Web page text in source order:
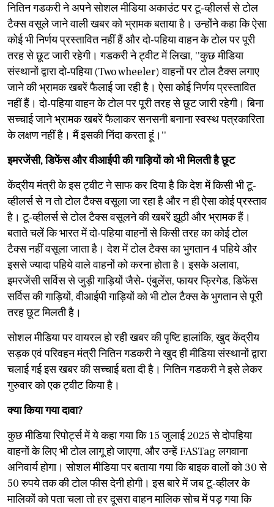
नितिन गडकरी ने अपने सोशल मीडिया अकाउंट पर टू-व्हीलर्स से टोल
टैक्स वसूले जाने वाली खबर को भ्रामक बताया है। उन्होंने कहा कि ऐसा
कोई भी निर्णय प्रस्तावित नहीं हैं और दो-पहिया वाहन के टोल पर पूरी
तरह से छूट जारी रहेगी। गडकरी ने ट्वीट में लिखा, ''कुछ मीडिया
संस्थानों द्वारा दो-पहिया (Two wheeler) वाहनों पर टोल टैक्स लगाए
जाने की भ्रामक खबरें फैलाई जा रही है। ऐसा कोई निर्णय प्रस्तावित
नहीं हैं। दो-पहिया वाहन के टोल पर पूरी तरह से छूट जारी रहेगी। बिना
सच्चाई जाने भ्रामक खबरें फैलाकर सनसनी बनाना स्वस्थ पत्रकारिता
के लक्षण नहीं है। मैं इसकी निंदा करता हूं।''
इमरजेंसी, डिफेंस और वीआईपी की गाड़ियों को भी मिलती है छूट
केंद्रीय मंत्री के इस ट्वीट ने साफ कर दिया है कि देश में किसी भी टू-
व्हीलर्स से न तो टोल टैक्स वसूला जा रहा है और न ही ऐसा कोई प्रस्ताव
है। टू-व्हीलर्स से टोल टैक्स वसूलने की खबरें झूठी और भ्रामक हैं।
बताते चलें कि भारत में दो-पहिया वाहनों से किसी तरह का कोई टोल
टैक्स नहीं वसूला जाता है। देश में टोल टैक्स का भुगतान 4 पहिये और
इससे ज्यादा पहिये वाले वाहनों को करना होता है। इसके अलावा,
इमरजेंसी सर्विस से जुड़ी गाड़ियों जैसे- एंबुलेंस, फायर फ्रिगेड, डिफेंस
सर्विस की गाड़ियों, वीआईपी गाड़ियों को भी टोल टैक्स के भुगतान से पूरी
तरह छूट मिलती है।
सोशल मीडिया पर वायरल हो रही खबर की पृष्टि हालांकि, खुद केंद्रीय
सड़क एवं परिवहन मंत्री नितिन गडकरी ने खुद ही मीडिया संस्थानों द्वारा
चलाई गई इस खबर की सच्चाई बता दी है। नितिन गडकरी ने इसे लेकर
गुरुवार को एक ट्वीट किया है।
क्या किया गया दावा?
कुछ मीडिया रिपोर्ट्स में ये कहा गया कि 15 जुलाई 2025 से दोपहिया
वाहनों के लिए भी टोल लागू हो जाएगा, और उन्हें FASTag लगवाना
अनिवार्य होगा। सोशल मीडिया पर बताया गया कि बाइक वालों को 30 से
50 रुपये तक की टोल फीस देनी होगी। इस बारे में जब टू-व्हीलर के
मालिकों को पता चला तो हर दूसरा वाहन मालिक सोच में पड़ गया कि